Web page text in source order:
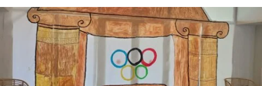
ALBERG CENTRE ESPLAI
FORMACIÓ